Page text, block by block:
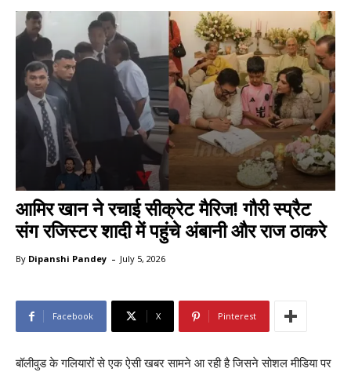
आमिर खान ने रचाई सीक्रेट मैरिज! गौरी स्प्रैट
संग रजिस्टर शादी में पहुंचे अंबानी और राज ठाकरे
By Dipanshi Pandey - July 5, 2026
Facebook X Pinterest
बॉलीवुड के गलियारों से एक ऐसी खबर सामने आ रही है जिसने सोशल मीडिया पर